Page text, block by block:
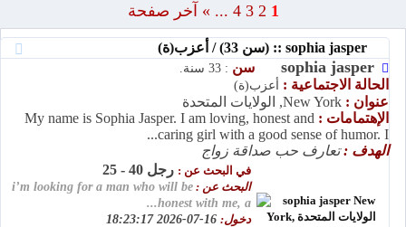
1
2
3
4
...
» آخر صفحة
sophia jasper سن : 33 سنة.
الحالة الاجتماعية : أعزب(ة)
عنوان : New York, الولايات المتحدة
الإهتمامات : My name is Sophia Jasper. I am loving, honest and
caring girl with a good sense of humor. I...
الهدف :تعارف حب صداقة زواج
في البحث عن : رجل 40 - 25
البحث عن : i’m looking for a man who will be
honest with me, a...
دخول: